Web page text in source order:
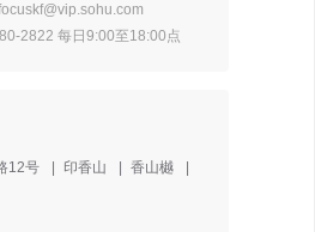
2822 每日9:00至18:00点
12号 印香山 香山樾